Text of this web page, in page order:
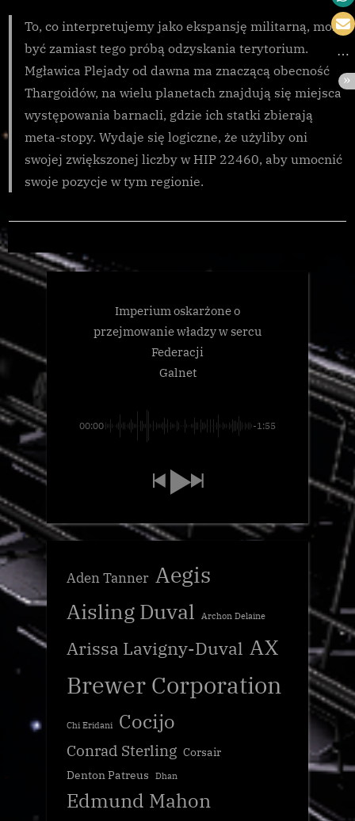
To, co interpretujemy jako ekspansję militarną, może
być zamiast tego próbą odzyskania terytorium.
Mgławica Plejady od dawna ma znaczącą obecność
Thargoidów, na wielu planetach znajdują się miejsca
występowania barnacli, gdzie ich statki zbierają
meta-stopy. Wydaje się logiczne, że użyliby oni
swojej zwiększonej liczby w HIP 22460, aby umocnić
swoje pozycje w tym regionie.
Thargoid
Imperium oskarżone o
przejmowanie władzy w sercu
Federacji
Galnet
00:00 -1:55
Aden Tanner Aegis
Aisling Duval Archon Delaine
Arissa Lavigny-Duval AX
Brewer Corporation
Chi Eridani Cocijo
Conrad Sterling Corsair
Denton Patreus
Dhan
Edmund Mahon